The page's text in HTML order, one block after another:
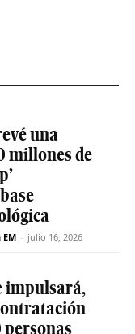
una
millones de
- julio 16, 2026
impulsará,
personas